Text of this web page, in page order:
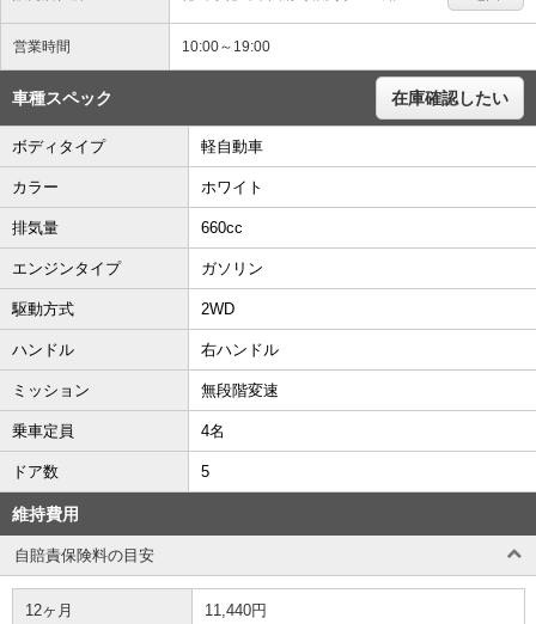
営業時間 10:00～19:00
車種スペック 在庫確認したい
ボディタイプ 軽自動車
カラー ホワイト
排気量 660cc
エンジンタイプ ガソリン
駆動方式 2WD
ハンドル 右ハンドル
ミッション 無段階変速
乗車定員 4名
ドア数 5
維持費用
自賠責保険料の目安
12ヶ月 11,440円